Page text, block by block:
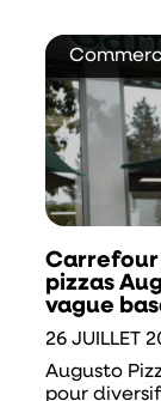
Carrefour
pizzas
vague
26 JUILLET
Augusto
pour